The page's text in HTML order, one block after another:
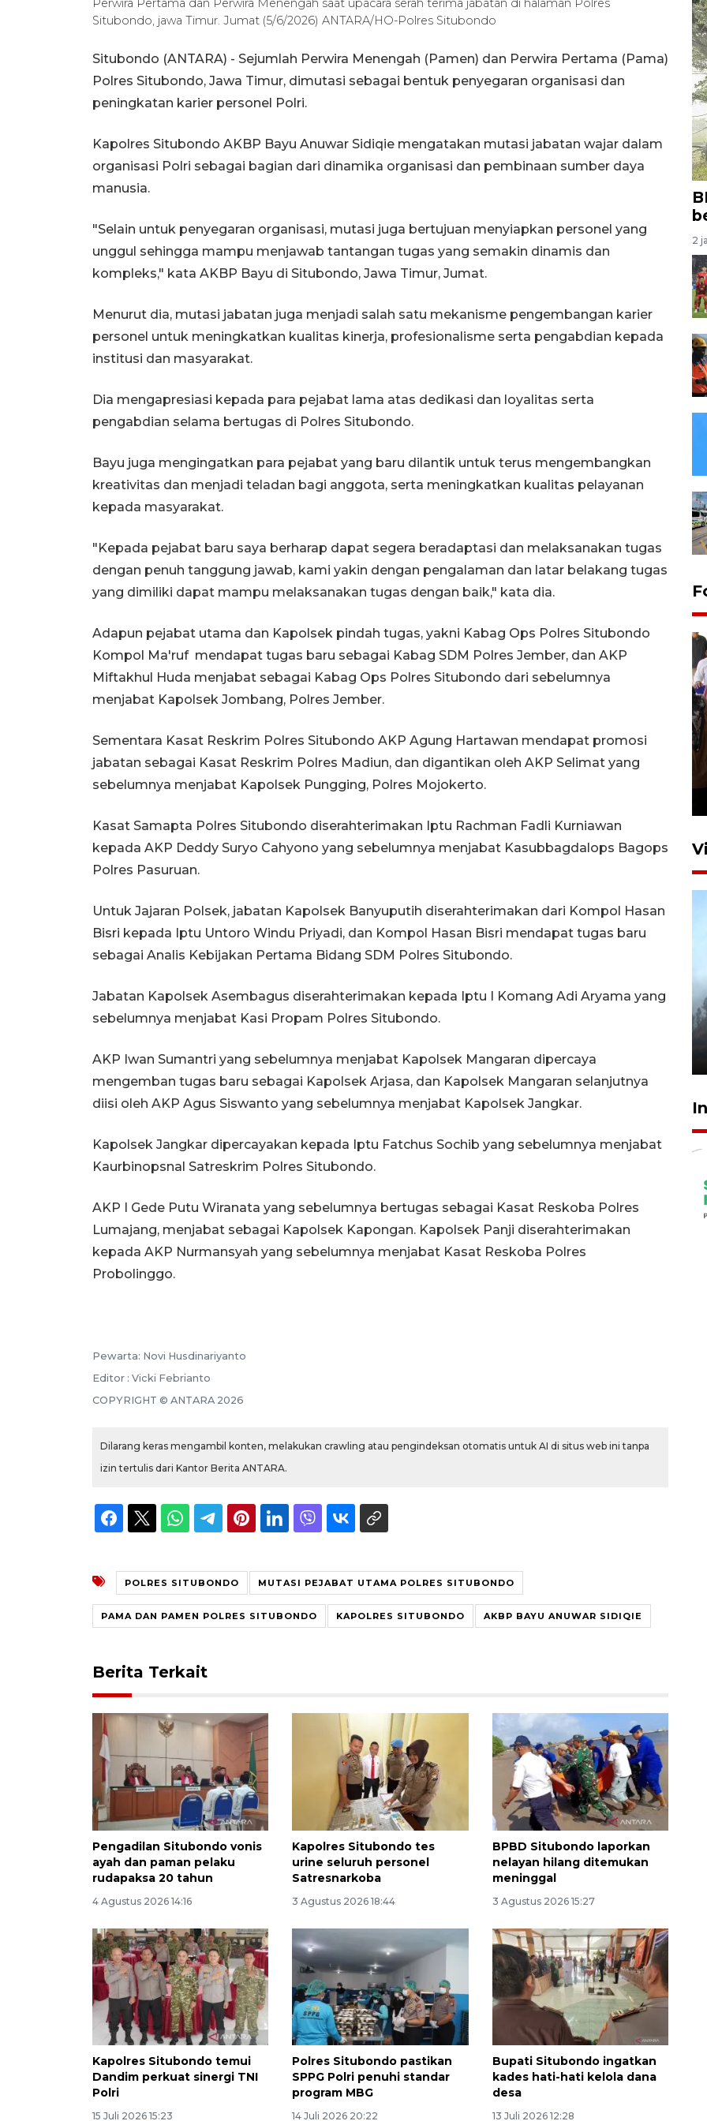
Perwira Pertama dan Perwira Menengah saat upacara serah terima jabatan di halaman Polres
Situbondo, jawa Timur. Jumat (5/6/2026) ANTARA/HO-Polres Situbondo
Situbondo (ANTARA) - Sejumlah Perwira Menengah (Pamen) dan Perwira Pertama (Pama)
Polres Situbondo, Jawa Timur, dimutasi sebagai bentuk penyegaran organisasi dan
peningkatan karier personel Polri.
Kapolres Situbondo AKBP Bayu Anuwar Sidiqie mengatakan mutasi jabatan wajar dalam
organisasi Polri sebagai bagian dari dinamika organisasi dan pembinaan sumber daya
manusia.
"Selain untuk penyegaran organisasi, mutasi juga bertujuan menyiapkan personel yang
unggul sehingga mampu menjawab tantangan tugas yang semakin dinamis dan
kompleks," kata AKBP Bayu di Situbondo, Jawa Timur, Jumat.
Menurut dia, mutasi jabatan juga menjadi salah satu mekanisme pengembangan karier
personel untuk meningkatkan kualitas kinerja, profesionalisme serta pengabdian kepada
institusi dan masyarakat.
Dia mengapresiasi kepada para pejabat lama atas dedikasi dan loyalitas serta
pengabdian selama bertugas di Polres Situbondo.
Bayu juga mengingatkan para pejabat yang baru dilantik untuk terus mengembangkan
kreativitas dan menjadi teladan bagi anggota, serta meningkatkan kualitas pelayanan
kepada masyarakat.
"Kepada pejabat baru saya berharap dapat segera beradaptasi dan melaksanakan tugas
dengan penuh tanggung jawab, kami yakin dengan pengalaman dan latar belakang tugas
yang dimiliki dapat mampu melaksanakan tugas dengan baik," kata dia.
Adapun pejabat utama dan Kapolsek pindah tugas, yakni Kabag Ops Polres Situbondo
Kompol Ma'ruf mendapat tugas baru sebagai Kabag SDM Polres Jember, dan AKP
Miftakhul Huda menjabat sebagai Kabag Ops Polres Situbondo dari sebelumnya
menjabat Kapolsek Jombang, Polres Jember.
Sementara Kasat Reskrim Polres Situbondo AKP Agung Hartawan mendapat promosi
jabatan sebagai Kasat Reskrim Polres Madiun, dan digantikan oleh AKP Selimat yang
sebelumnya menjabat Kapolsek Pungging, Polres Mojokerto.
Kasat Samapta Polres Situbondo diserahterimakan Iptu Rachman Fadli Kurniawan
kepada AKP Deddy Suryo Cahyono yang sebelumnya menjabat Kasubbagdalops Bagops
Polres Pasuruan.
Untuk Jajaran Polsek, jabatan Kapolsek Banyuputih diserahterimakan dari Kompol Hasan
Bisri kepada Iptu Untoro Windu Priyadi, dan Kompol Hasan Bisri mendapat tugas baru
sebagai Analis Kebijakan Pertama Bidang SDM Polres Situbondo.
Jabatan Kapolsek Asembagus diserahterimakan kepada Iptu I Komang Adi Aryama yang
sebelumnya menjabat Kasi Propam Polres Situbondo.
AKP Iwan Sumantri yang sebelumnya menjabat Kapolsek Mangaran dipercaya
mengemban tugas baru sebagai Kapolsek Arjasa, dan Kapolsek Mangaran selanjutnya
diisi oleh AKP Agus Siswanto yang sebelumnya menjabat Kapolsek Jangkar.
Kapolsek Jangkar dipercayakan kepada Iptu Fatchus Sochib yang sebelumnya menjabat
Kaurbinopsnal Satreskrim Polres Situbondo.
AKP I Gede Putu Wiranata yang sebelumnya bertugas sebagai Kasat Reskoba Polres
Lumajang, menjabat sebagai Kapolsek Kapongan. Kapolsek Panji diserahterimakan
kepada AKP Nurmansyah yang sebelumnya menjabat Kasat Reskoba Polres
Probolinggo.
Pewarta: Novi Husdinariyanto
Editor : Vicki Febrianto
COPYRIGHT © ANTARA 2026
Dilarang keras mengambil konten, melakukan crawling atau pengindeksan otomatis untuk AI di situs web ini tanpa
izin tertulis dari Kantor Berita ANTARA.
POLRES SITUBONDO MUTASI PEJABAT UTAMA POLRES SITUBONDO
PAMA DAN PAMEN POLRES SITUBONDO KAPOLRES SITUBONDO AKBP BAYU ANUWAR SIDIQIE
Berita Terkait
Pengadilan Situbondo vonis
ayah dan paman pelaku
rudapaksa 20 tahun
4 Agustus 2026 14:16
Kapolres Situbondo tes
urine seluruh personel
Satresnarkoba
3 Agustus 2026 18:44
BPBD Situbondo laporkan
nelayan hilang ditemukan
meninggal
3 Agustus 2026 15:27
Kapolres Situbondo temui
Dandim perkuat sinergi TNI
Polri
15 Juli 2026 15:23
Polres Situbondo pastikan
SPPG Polri penuhi standar
program MBG
14 Juli 2026 20:22
Bupati Situbondo ingatkan
kades hati-hati kelola dana
desa
13 Juli 2026 12:28
2
Persebaya juara Piala
Presiden 2026
21 jam lalu
BPBD Jatim kerahkan "Drone
Water Spray" bantu padamkan
6 Agustus 2026 18:23
Awas penipuan berbasis AI